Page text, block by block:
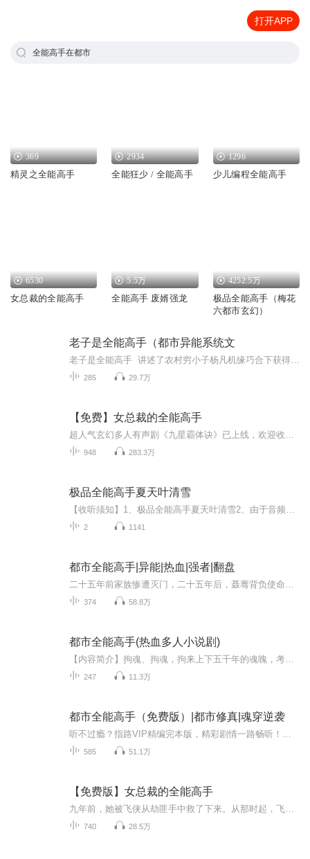
打开APP
全能高手在都市
369
精灵之全能高手
2934
全能狂少 / 全能高手
1296
少儿编程全能高手
6530
女总裁的全能高手
5.5万
全能高手 废婿强龙
4252.5万
极品全能高手（梅花
六都市玄幻）
老子是全能高手（都市异能系统文
285 29.7万
【免费】女总裁的全能高手
948 283.3万
极品全能高手夏天叶清雪
2 1141
都市全能高手|异能|热血|强者|翻盘
374 58.8万
都市全能高手(热血多人小说剧)
247 11.3万
都市全能高手（免费版）|都市修真|魂穿逆袭
585 51.1万
【免费版】女总裁的全能高手
740 28.5万